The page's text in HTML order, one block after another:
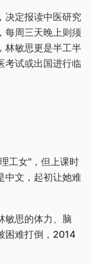
决定报读中医研究
每周三天晚上则须
林敏思更是半工半
考试或出国进行临
工女"，但上课时
中文，起初让她难
敏思的体力、脑
困难打倒，2014